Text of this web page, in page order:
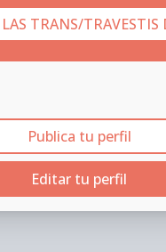
TRANS/TRAVESTIS
Publica tu perfil
Editar tu perfil